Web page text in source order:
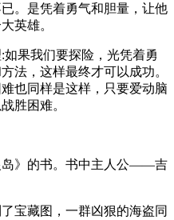
。是凭着勇气和胆量，让他
英雄。
果我们要探险，光凭着勇
法，这样最终才可以成功。
也同样是这样，只要爱动脑
胜困难。
岛》的书。书中主人公——吉
宝藏图，一群凶狠的海盗同